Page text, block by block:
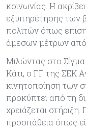
κοινωνίας. Η
εξυπηρέτησης των
πολιτών όπως
άμεσων μέτρων από
Μιλώντας στο
Κάτι, ο ΓΓ της ΣΕΚ
κινητοποίηση των
προκύπτει από τη
χρειάζεται στήριξη.
προσπάθεια όπως